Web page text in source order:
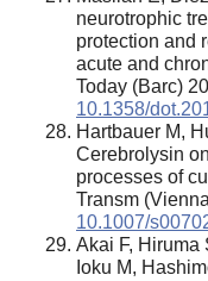
neurotrophic
protection and
acute and
Today (Barc)
10.1358/
Hartbauer M,
Cerebrolysin
processes of
Transm
10.1007/
Akai F, Hiruma
Ioku M,